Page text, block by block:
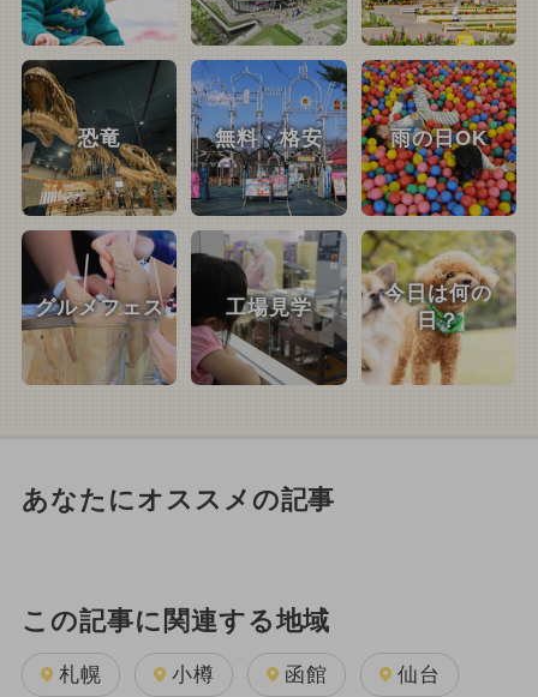
恐竜 無料・格安 雨の日OK
グルメフェス 工場見学
今日は何の
日？
あなたにオススメの記事
この記事に関連する地域
札幌 小樽 函館 仙台